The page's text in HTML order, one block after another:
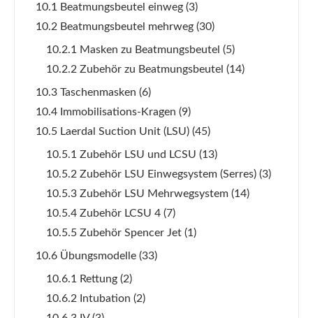
10.1 Beatmungsbeutel einweg (3)
10.2 Beatmungsbeutel mehrweg (30)
10.2.1 Masken zu Beatmungsbeutel (5)
10.2.2 Zubehör zu Beatmungsbeutel (14)
10.3 Taschenmasken (6)
10.4 Immobilisations-Kragen (9)
10.5 Laerdal Suction Unit (LSU) (45)
10.5.1 Zubehör LSU und LCSU (13)
10.5.2 Zubehör LSU Einwegsystem (Serres) (3)
10.5.3 Zubehör LSU Mehrwegsystem (14)
10.5.4 Zubehör LCSU 4 (7)
10.5.5 Zubehör Spencer Jet (1)
10.6 Übungsmodelle (33)
10.6.1 Rettung (2)
10.6.2 Intubation (2)